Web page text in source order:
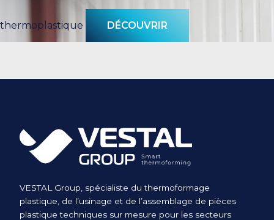
thermoplastique DÉCOUVRIR
VESTAL Group, spécialiste du thermoformage
plastique, de l’usinage et de l’assemblage de pièces
plastique techniques sur mesure pour les secteurs